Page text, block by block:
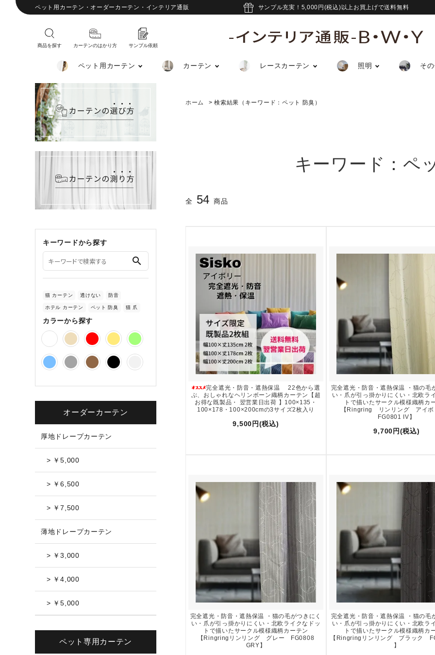
ペット用カーテン・オーダーカーテン・インテリア通販 サンプル充実！5,000円(税込)以上お買上げで送料無料
商品を探す カーテンのはかり方 サンプル依頼
ペット用カーテン カーテン レースカーテン 照明 そ
ホーム > 検索結果（キーワード：ペット 防臭）
キーワード：ペ
全 54 商品
完全遮光・防音・遮熱保温 22色から選
ぶ、おしゃれなヘリンボーン織柄カーテン【超
お得な既製品・ 翌営業日出荷 】100×135・
100×178・100×200cmの3サイズ2枚入り
9,500円(税込)
完全遮光・防音・遮熱保温 ・猫の毛
い・爪が引っ掛かりにくい・北欧ラ
トで描いたサークル模様織柄カ
【Ringring リンリング アイ
FG0801 IV】
9,700円(税込)
完全遮光・防音・遮熱保温 ・猫の毛がつきにく
い・爪が引っ掛かりにくい・北欧ライクなドッ
トで描いたサークル模様織柄カーテン
【Ringringリンリング グレー FG0808
GRY】
完全遮光・防音・遮熱保温 ・猫の毛
い・爪が引っ掛かりにくい・北欧ラ
トで描いたサークル模様織柄カ
【Ringringリンリング ブラック
】
キーワードから探す
search
猫 カーテン 透けない 防音
ホテル カーテン ペット 防臭 猫 爪
カラーから探す
オーダーカーテン
厚地ドレープカーテン
> ￥5,000
> ￥6,500
> ￥7,500
薄地ドレープカーテン
> ￥3,000
> ￥4,000
> ￥5,000
ペット専用カーテン